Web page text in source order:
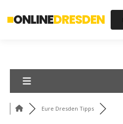
ONLINEDRESDEN
Eure Dresden Tipps